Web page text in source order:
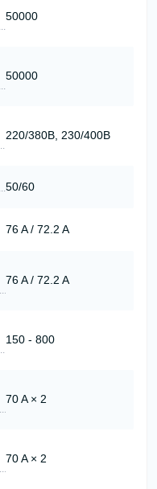
50000
50000
220/380В, 230/400В
50/60
76 A / 72.2 A
76 A / 72.2 A
150 - 800
70 A × 2
70 A × 2